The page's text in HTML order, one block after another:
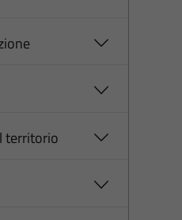
territorio